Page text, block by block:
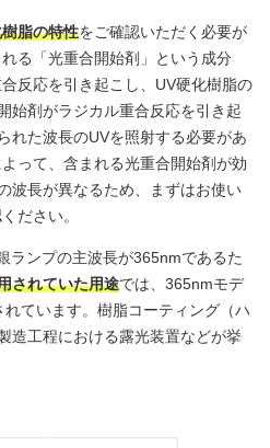
脂の特性をご確認いただく必要が
る「光重合開始剤」という成分
反応を引き起こし、UV硬化樹脂の
始剤がラジカル重合反応を引き起
れた波長のUVを照射する必要があ
って、含まれる光重合開始剤が効
波長が異なるため、まずはお使い
ださい。
ランプの主波長が365nmであるた
されていた用途では、365nmモデ
ています。樹脂コーティング（ハ
造工程における露光装置などが挙